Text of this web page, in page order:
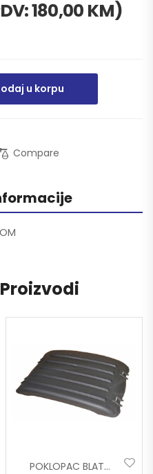
180,00 KM)
u korpu
Compare
POKLOPAC BLATOBRANA SCANIA PLITKI 1357602